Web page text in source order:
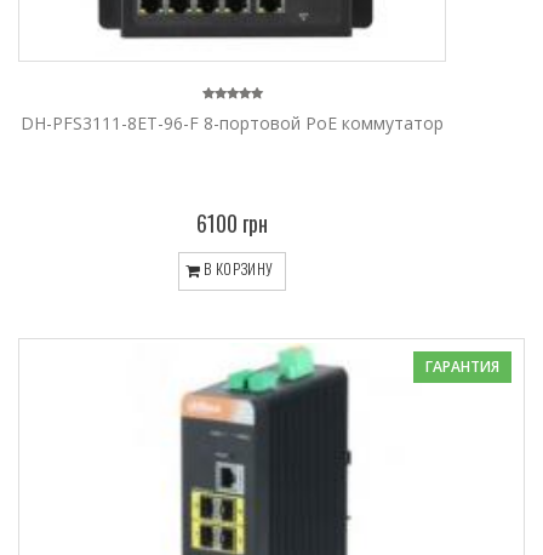
DH-PFS3111-8ET-96-F 8-портовой PoE коммутатор
6100 грн
В КОРЗИНУ
ГАРАНТИЯ